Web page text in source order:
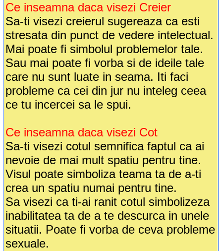
Ce inseamna daca visezi Creier
Sa-ti visezi creierul sugereaza ca esti
stresata din punct de vedere intelectual.
Mai poate fi simbolul problemelor tale.
Sau mai poate fi vorba si de ideile tale
care nu sunt luate in seama. Iti faci
probleme ca cei din jur nu inteleg ceea
ce tu incercei sa le spui.
Ce inseamna daca visezi Cot
Sa-ti visezi cotul semnifica faptul ca ai
nevoie de mai mult spatiu pentru tine.
Visul poate simboliza teama ta de a-ti
crea un spatiu numai pentru tine.
Sa visezi ca ti-ai ranit cotul simbolizeza
inabilitatea ta de a te descurca in unele
situatii. Poate fi vorba de ceva probleme
sexuale.